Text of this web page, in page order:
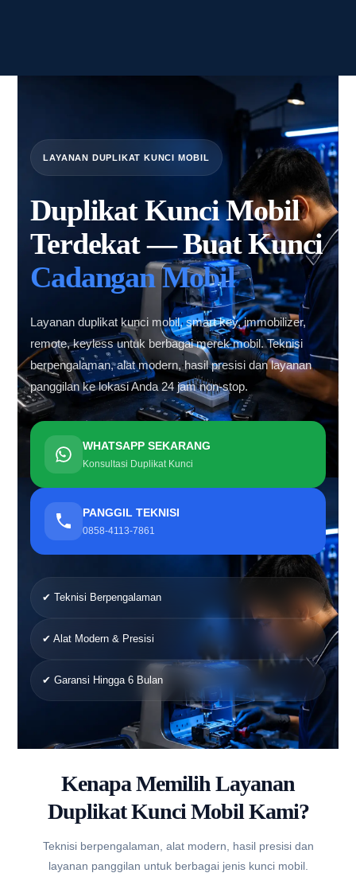
LAYANAN DUPLIKAT KUNCI MOBIL
Duplikat Kunci Mobil
Terdekat — Buat Kunci
Cadangan Mobil
Layanan duplikat kunci mobil, smart key, immobilizer,
remote, keyless untuk berbagai merek mobil. Teknisi
berpengalaman, alat modern, hasil presisi dan layanan
panggilan ke lokasi Anda 24 jam non-stop.
WHATSAPP SEKARANG
Konsultasi Duplikat Kunci
PANGGIL TEKNISI
0858-4113-7861
✔ Teknisi Berpengalaman
✔ Alat Modern & Presisi
✔ Garansi Hingga 6 Bulan
Kenapa Memilih Layanan
Duplikat Kunci Mobil Kami?
Teknisi berpengalaman, alat modern, hasil presisi dan
layanan panggilan untuk berbagai jenis kunci mobil.